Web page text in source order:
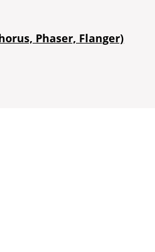
Phaser, Flanger)